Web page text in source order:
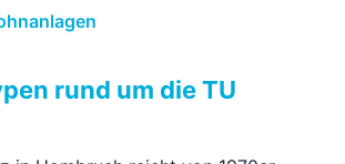
rund um die TU